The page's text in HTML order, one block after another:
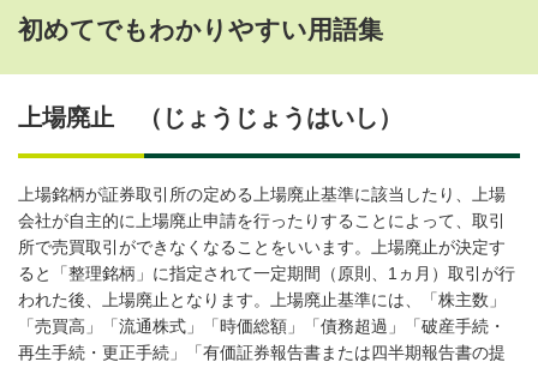
初めてでもわかりやすい用語集
上場廃止 （じょうじょうはいし）
上場銘柄が証券取引所の定める上場廃止基準に該当したり、上場
会社が自主的に上場廃止申請を行ったりすることによって、取引
所で売買取引ができなくなることをいいます。上場廃止が決定す
ると「整理銘柄」に指定されて一定期間（原則、1ヵ月）取引が行
われた後、上場廃止となります。上場廃止基準には、「株主数」
「売買高」「流通株式」「時価総額」「債務超過」「破産手続・
再生手続・更正手続」「有価証券報告書または四半期報告書の提